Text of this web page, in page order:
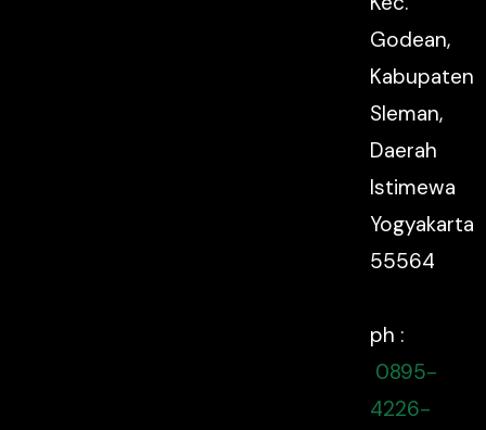
Godean,
Kabupaten
Sleman,
Daerah
Istimewa
Yogyakarta
55564
ph :
0895-
4226-